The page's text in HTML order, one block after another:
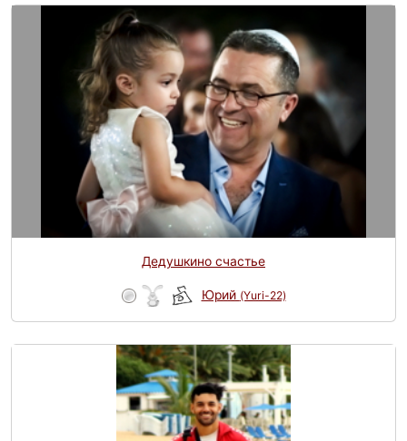
Дедушкино счастье
Юрий (Yuri-22)